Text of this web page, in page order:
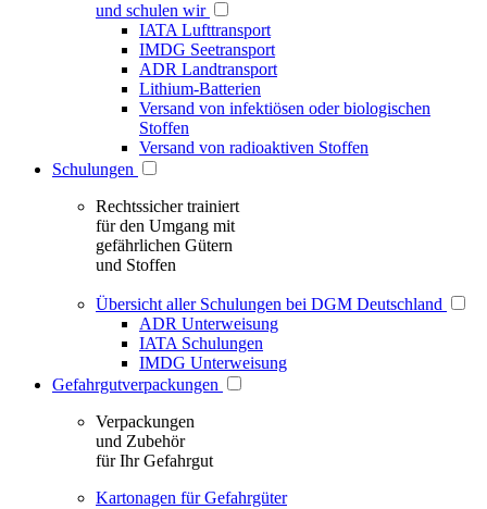
und schulen wir
IATA Lufttransport
IMDG Seetransport
ADR Landtransport
Lithium-Batterien
Versand von infektiösen oder biologischen
Stoffen
Versand von radioaktiven Stoffen
Schulungen
Rechtssicher trainiert
für den Umgang mit
gefährlichen Gütern
und Stoffen
Übersicht aller Schulungen bei DGM Deutschland
ADR Unterweisung
IATA Schulungen
IMDG Unterweisung
Gefahrgutverpackungen
Verpackungen
und Zubehör
für Ihr Gefahrgut
Kartonagen für Gefahrgüter